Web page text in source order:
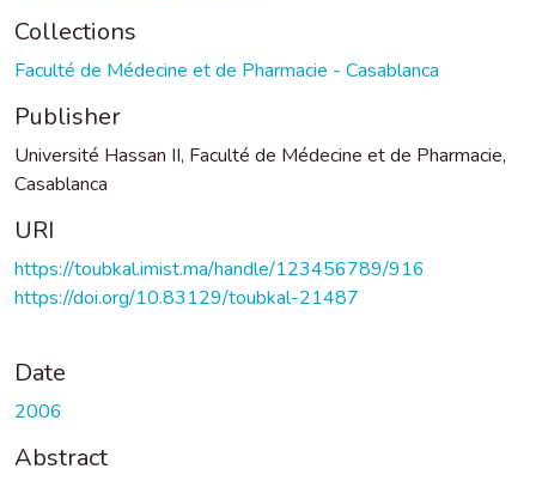
Collections
Faculté de Médecine et de Pharmacie - Casablanca
Publisher
Université Hassan II, Faculté de Médecine et de Pharmacie,
Casablanca
URI
https://toubkal.imist.ma/handle/123456789/916
https://doi.org/10.83129/toubkal-21487
Date
2006
Abstract